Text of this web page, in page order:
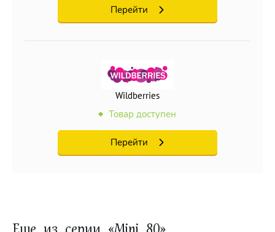
Перейти
Wildberries
Товар доступен
Перейти